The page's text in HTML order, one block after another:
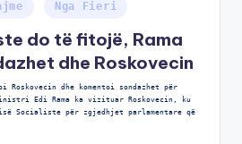
Nga Fieri
do të fitojë, Rama
dhe Roskovecin
dhe komentoi sondazhet për
Edi Rama ka vizituar Roskovecin, ku
Socialiste për zgjedhjet parlamentare që